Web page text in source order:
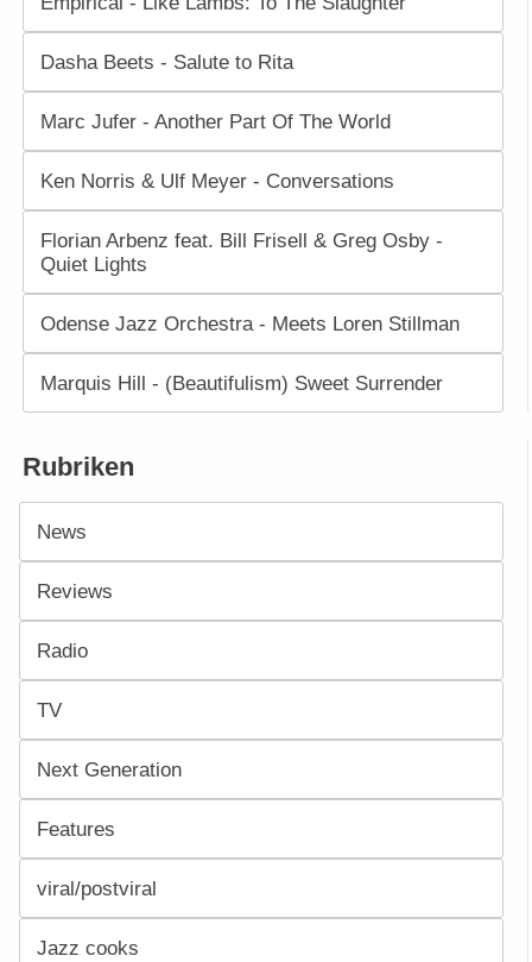
Dasha Beets - Salute to Rita
Marc Jufer - Another Part Of The World
Ken Norris & Ulf Meyer - Conversations
Florian Arbenz feat. Bill Frisell & Greg Osby -
Quiet Lights
Odense Jazz Orchestra - Meets Loren Stillman
Marquis Hill - (Beautifulism) Sweet Surrender
Rubriken
News
Reviews
Radio
TV
Next Generation
Features
viral/postviral
Jazz cooks